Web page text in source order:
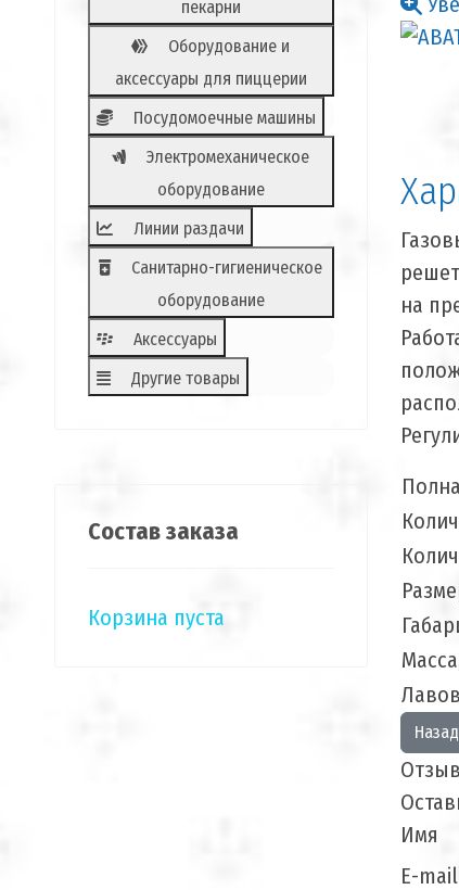
пекарни
Оборудование и
аксессуары для пиццерии
Посудомоечные машины
Электромеханическое
оборудование
Линии раздачи
Санитарно-гигиеническое
оборудование
Аксессуары
Другие товары
Состав заказа
Корзина пуста
на
Отзыв
Имя
E-mail